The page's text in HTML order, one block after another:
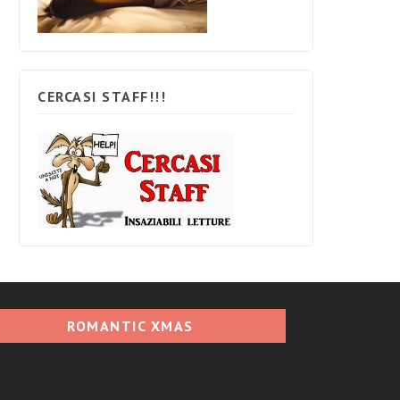
CERCASI STAFF!!!
ROMANTIC XMAS